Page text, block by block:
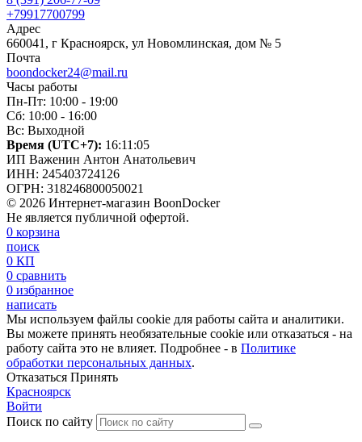
+79917700799
Адрес
660041, г Красноярск, ул Новомлинская, дом № 5
Почта
boondocker24@mail.ru
Часы работы
Пн-Пт: 10:00 - 19:00
Сб: 10:00 - 16:00
Вс: Выходной
Время (UTC+7): 16:11:06
ИП Важенин Антон Анатольевич
ИНН: 245403724126
ОГРН: 318246800050021
© 2026 Интернет-магазин BoonDocker
Не является публичной офертой.
0 корзина
поиск
0 КП
0 сравнить
0 избранное
написать
Мы используем файлы cookie для работы сайта и аналитики.
Вы можете принять необязательные cookie или отказаться - на
работу сайта это не влияет. Подробнее - в Политике
обработки персональных данных.
Отказаться Принять
Красноярск
Войти
Поиск по сайту